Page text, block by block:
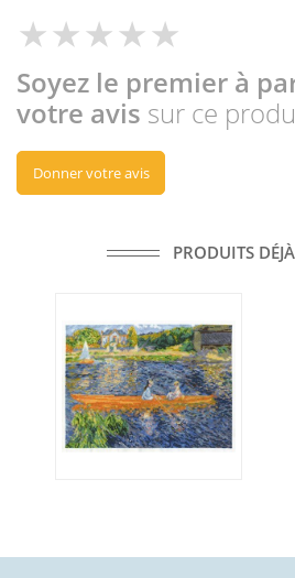
Soyez le premier à
votre avis sur ce
Donner votre avis
PRODUITS